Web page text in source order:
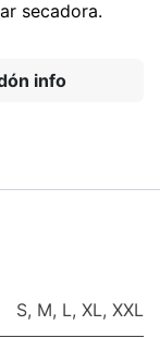
secadora.
info
S, M, L, XL, XXL